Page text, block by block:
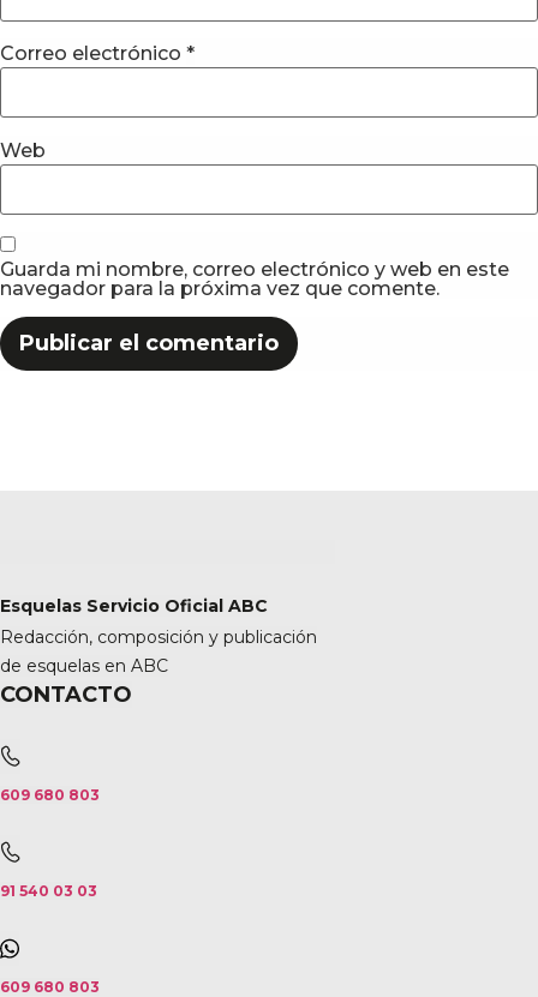
Correo electrónico *
Web
Guarda mi nombre, correo electrónico y web en este
navegador para la próxima vez que comente.
Esquelas Servicio Oficial ABC
Redacción, composición y publicación
de esquelas en ABC
CONTACTO
609 680 803
91 540 03 03
609 680 803